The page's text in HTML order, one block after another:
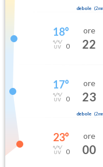
debole (
18°
0
ore
22
17°
0
ore
23
debole (
23°
0
ore
00